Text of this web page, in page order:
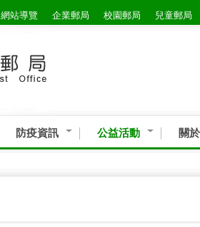
網站導覽 企業郵局 校園郵局 兒童郵局
防疫資訊 公益活動 關